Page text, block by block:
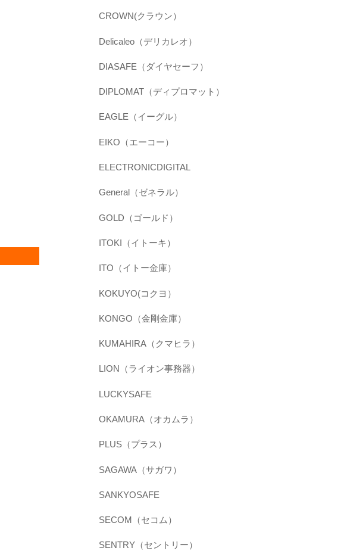
CROWN(クラウン）
Delicaleo（デリカレオ）
DIASAFE（ダイヤセーフ）
DIPLOMAT（ディプロマット）
EAGLE（イーグル）
EIKO（エーコー）
ELECTRONICDIGITAL
General（ゼネラル）
GOLD（ゴールド）
ITOKI（イトーキ）
ITO（イトー金庫）
KOKUYO(コクヨ）
KONGO（金剛金庫）
KUMAHIRA（クマヒラ）
LION（ライオン事務器）
LUCKYSAFE
OKAMURA（オカムラ）
PLUS（プラス）
SAGAWA（サガワ）
SANKYOSAFE
SECOM（セコム）
SENTRY（セントリー）